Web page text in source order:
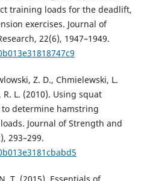
training loads for the deadlift,
exercises. Journal of
22(6), 1947–1949.
Z. D., Chmielewski, L.
R. L. (2010). Using squat
determine hamstring
Journal of Strength and
293–299.